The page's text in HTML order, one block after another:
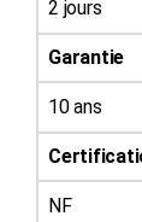
2 jours
Garantie
10 ans
NF